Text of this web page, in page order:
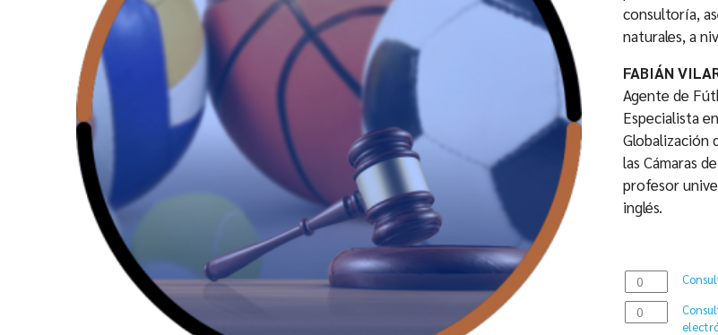
consultoría,
naturales, a
FABIÁN
Agente de
Especialista
Globalización
las Cámaras
profesor
inglés.
Consulta
legal
(hasta
Consulta
legal